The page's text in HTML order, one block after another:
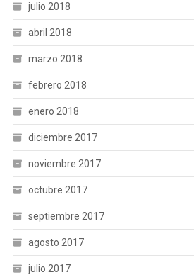
julio 2018
abril 2018
marzo 2018
febrero 2018
enero 2018
diciembre 2017
noviembre 2017
octubre 2017
septiembre 2017
agosto 2017
julio 2017